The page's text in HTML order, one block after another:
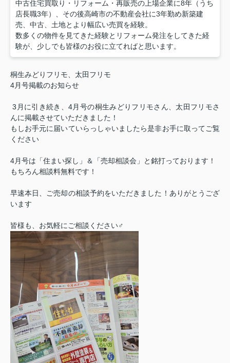
中古住宅買取り・リフォーム・再販売の上場企業に8年（うち
店長職3年）、その後高崎市の不動産会社に3年勤め新築建
売、中古、土地とより幅広い売買を経験。
数多くの物件を見てきた経験とリフォーム発注をしてきた経
験が、少しでも皆様のお役に立てればと思います。
桐生みどりフリモ、太田フリモ
4月号掲載のお知らせ
3 月に引き続き、4月号の桐生みどりフリモさん、太田フリモさ
んに掲載させていただきました！
もしお手元に届いていらっしゃいましたら是非お手に取ってご覧
ください
4月号は「住まい探し」＆「売却相談会」と銘打っております！
もちろん相談料無料です！
早速本日、ご売却の相談予約をいただきました！ありがとうござ
います
皆様も、お気軽にご相談ください♂️